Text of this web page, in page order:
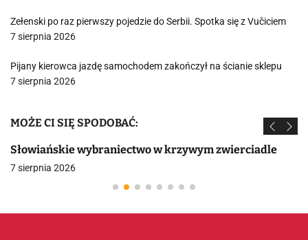
Zełenski po raz pierwszy pojedzie do Serbii. Spotka się z Vučiciem
7 sierpnia 2026
Pijany kierowca jazdę samochodem zakończył na ścianie sklepu
7 sierpnia 2026
MOŻE CI SIĘ SPODOBAĆ:
Słowiańskie wybraniectwo w krzywym zwierciadle
7 sierpnia 2026